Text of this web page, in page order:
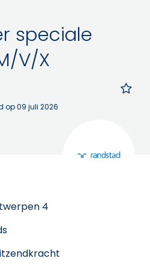
speciale
V/X
op 09 juli 2026
4